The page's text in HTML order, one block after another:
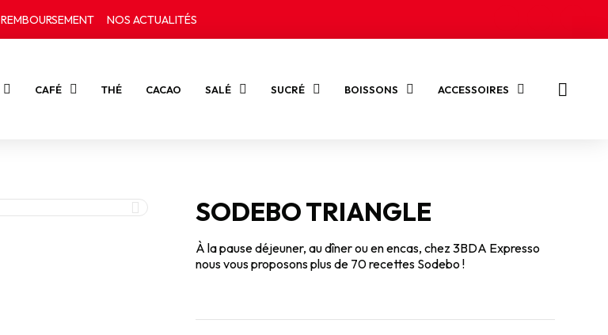
REMBOURSEMENT NOS ACTUALITÉS
CAFÉ THÉ CACAO SALÉ SUCRÉ BOISSONS ACCESSOIRES
SODEBO TRIANGLE
À la pause déjeuner, au dîner ou en encas, chez 3BDA Expresso
nous vous proposons plus de 70 recettes Sodebo !